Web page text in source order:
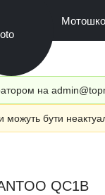
на
можуть бути
QС1B